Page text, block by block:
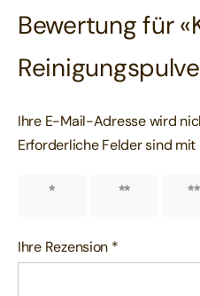
Bewertung für
Ihre E-Mail-Adresse wird
Erforderliche Felder sind mit
1 von 2 von 3
Ihre Rezension *